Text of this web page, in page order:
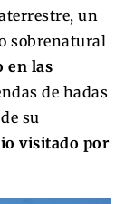
un
sobrenatural
en las
de hadas
su
visitado por